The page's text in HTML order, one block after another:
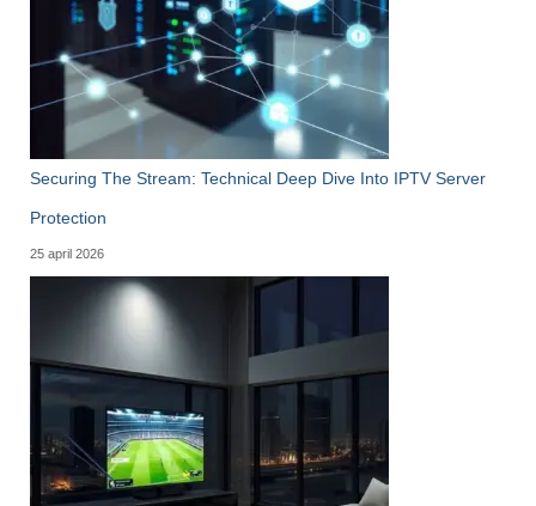
Securing The Stream: Technical Deep Dive Into IPTV Server
Protection
25 april 2026